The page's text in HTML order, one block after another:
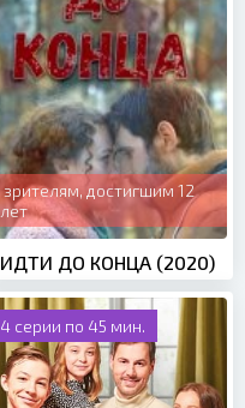
зрителям, достигшим 12
лет
ИДТИ ДО КОНЦА (2020)
4 серии по 45 мин.